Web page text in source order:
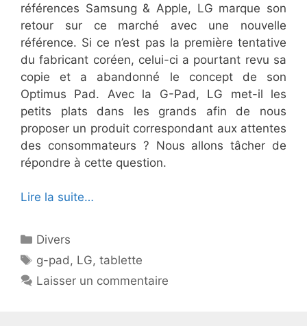
références Samsung & Apple, LG marque son
retour sur ce marché avec une nouvelle
référence. Si ce n’est pas la première tentative
du fabricant coréen, celui-ci a pourtant revu sa
copie et a abandonné le concept de son
Optimus Pad. Avec la G-Pad, LG met-il les
petits plats dans les grands afin de nous
proposer un produit correspondant aux attentes
des consommateurs ? Nous allons tâcher de
répondre à cette question.
Lire la suite…
Catégories
Divers
Étiquettes
g-pad, LG,tablette
Laisser un commentaire